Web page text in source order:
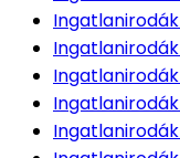
Ingatlanirodák
Ingatlanirodák
Ingatlanirodák
Ingatlanirodák
Ingatlanirodák